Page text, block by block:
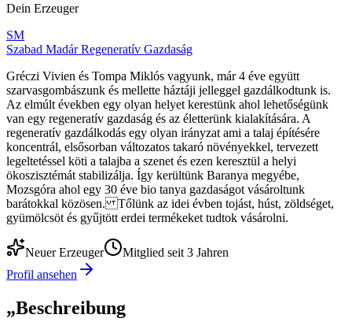
Dein Erzeuger
SM
Szabad Madár Regeneratív Gazdaság
Gréczi Vivien és Tompa Miklós vagyunk, már 4 éve együtt
szarvasgombászunk és mellette háztáji jelleggel gazdálkodtunk is.
Az elmúlt években egy olyan helyet kerestünk ahol lehetőségünk
van egy regeneratív gazdaság és az életterünk kialakítására. A
regeneratív gazdálkodás egy olyan irányzat ami a talaj építésére
koncentrál, elsősorban változatos takaró növényekkel, tervezett
legeltetéssel köti a talajba a szenet és ezen keresztül a helyi
ökoszisztémát stabilizálja. Így kerültünk Baranya megyébe,
Mozsgóra ahol egy 30 éve bio tanya gazdaságot vásároltunk
barátokkal közösen. Tőlünk az idei évben tojást, húst, zöldséget,
gyümölcsöt és gyűjtött erdei termékeket tudtok vásárolni.
Neuer Erzeuger
Mitglied seit 3 Jahren
Profil ansehen
„Beschreibung